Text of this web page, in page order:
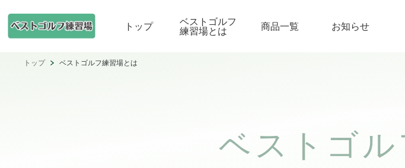
トップ ベストゴルフ
練習場とは 商品一覧 お知らせ
トップ ベストゴルフ練習場とは
ベストゴ